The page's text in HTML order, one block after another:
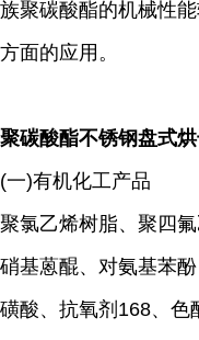
族聚碳酸酯的机械性
方面的应用。
聚碳酸酯不锈钢盘式
(一)有机化工产品
聚氯乙烯树脂、聚四
硝基蒽醌、对氨基苯
磺酸、抗氧剂168、色